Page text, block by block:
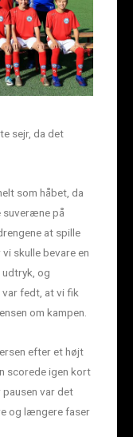
sejr, da det
som håbet, da
på
at spille
skulle bevare en
og
var fedt, at vi fik
om kampen.
efter et højt
scorede igen kort
var det
og længere faser